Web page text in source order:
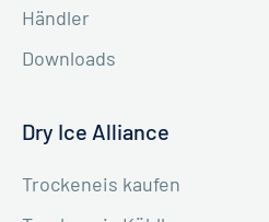
Händler
Downloads
Dry Ice Alliance
Trockeneis kaufen